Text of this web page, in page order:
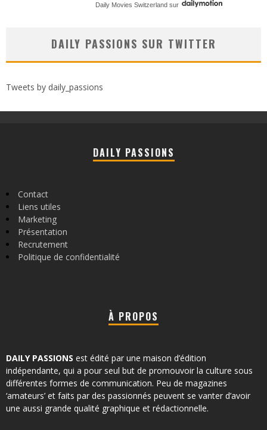
Daily Movies Switzerland sur
DAILY PASSIONS SUR TWITTER
Tweets by daily_passions
DAILY PASSIONS
Contact
Liens utiles
Marketing
Présentation
Recrutement
Politique de confidentialité
À PROPOS
DAILY PASSIONS est édité par une maison d’édition
indépendante, qui a pour seul but de promouvoir la culture sous
différentes formes de communication. Peu de magazines
‘amateurs’ et faits par des passionnés peuvent se vanter d’avoir
une aussi grande qualité graphique et rédactionnelle.